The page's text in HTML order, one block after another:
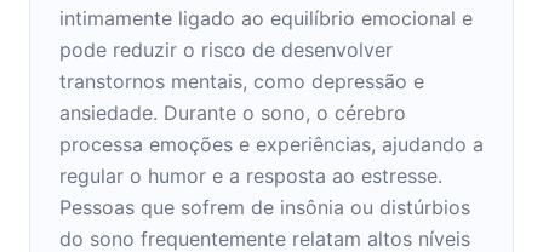
intimamente ligado ao equilíbrio emocional e
pode reduzir o risco de desenvolver
transtornos mentais, como depressão e
ansiedade. Durante o sono, o cérebro
processa emoções e experiências, ajudando a
regular o humor e a resposta ao estresse.
Pessoas que sofrem de insônia ou distúrbios
do sono frequentemente relatam altos níveis